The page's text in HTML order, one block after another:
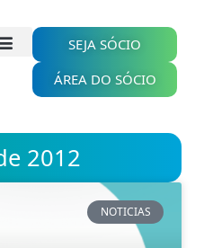
SEJA SÓCIO
ÁREA DO SÓCIO
2012
NOTICIAS